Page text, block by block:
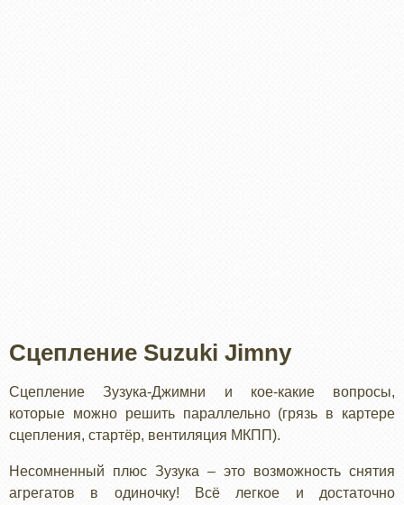
Сцепление Suzuki Jimny
Сцепление Зузука-Джимни и кое-какие вопросы,
которые можно решить параллельно (грязь в картере
сцепления, стартёр, вентиляция МКПП).
Несомненный плюс Зузука – это возможность снятия
агрегатов в одиночку! Всё легкое и достаточно